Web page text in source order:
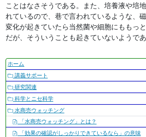
ことはなさそうである。また、培養液や培
れているので、巷で言われているような、
変化が起きていたら当然菌や細胞にももっ
だが、そういうことも起きていないようであ
ナ
ビ
ゲ
ー
シ
ョ
ン
ホーム
講義サポート
研究関連
科学とニセ科学
水商売ウォッチング
「水商売ウォッチング」とは？
「効果の確認がしっかりできているなら」の意味